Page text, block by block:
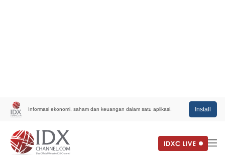
Informasi ekonomi, saham dan keuangan dalam satu aplikasi. Install